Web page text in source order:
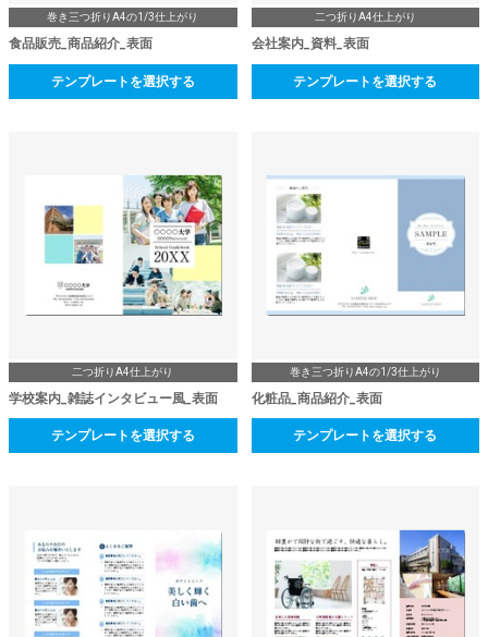
巻き三つ折りA4の1/3仕上がり
食品販売_商品紹介_表面
テンプレートを選択する
二つ折りA4仕上がり
会社案内_資料_表面
テンプレートを選択する
二つ折りA4仕上がり
学校案内_雑誌インタビュー風_表面
テンプレートを選択する
巻き三つ折りA4の1/3仕上がり
化粧品_商品紹介_表面
テンプレートを選択する